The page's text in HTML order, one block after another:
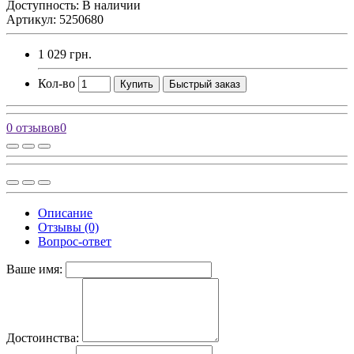
Доступность: В наличии
Артикул: 5250680
1 029 грн.
Кол-во Купить Быстрый заказ
0 отзывов0
Описание
Отзывы (0)
Вопрос-ответ
Ваше имя:
Достоинства: